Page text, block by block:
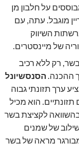
על חלבון מן
מוגבל. עתה, עם
השיווק
של מיינסטרים.
רק ללא רכיב
ההכנה.הסנסשיונל
ערך תזונתי גבוה
תזונתיים. הוא מכיל
בהשוואה לקציצת בשר
של שמנים
מראה של בשר